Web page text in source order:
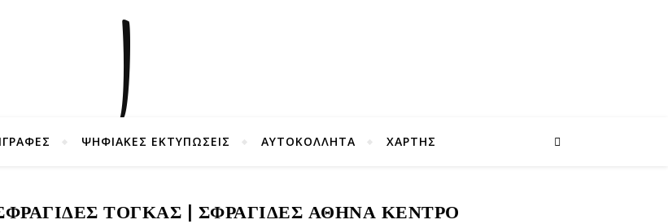
ΨΗΦΙΑΚΕΣ ΕΚΤΥΠΩΣΕΙΣ ΑΥΤΟΚΟΛΛΗΤΑ ΧΑΡΤΗΣ
ΣΦΡΑΓΊΔΕΣ ΤΟΓΚΑΣ | ΣΦΡΑΓΊΔΕΣ ΑΘΉΝΑ ΚΈΝΤΡΟ